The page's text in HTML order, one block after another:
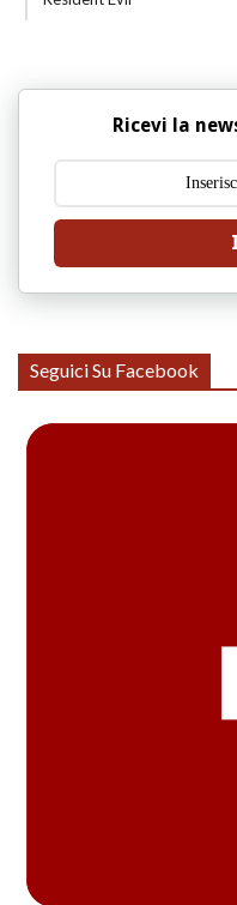
Ricevi la
Seguici Su Facebook